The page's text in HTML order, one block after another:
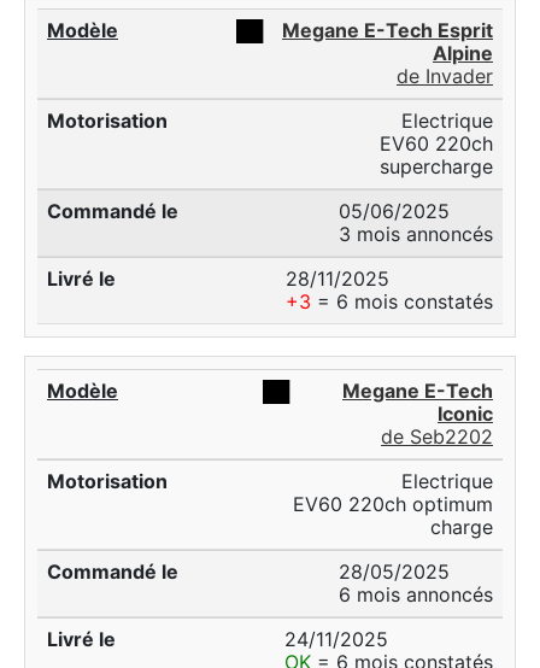
Megane E-Tech Esprit
Alpine
de Invader
Electrique
EV60 220ch
supercharge
05/06/2025
3 mois annoncés
28/11/2025
+3 = 6 mois constatés
Megane E-Tech
Iconic
de Seb2202
Electrique
EV60 220ch optimum
charge
28/05/2025
6 mois annoncés
24/11/2025
OK = 6 mois constatés